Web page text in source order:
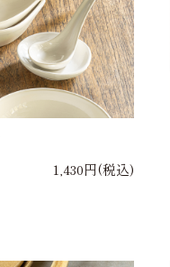
1,430円(税込)